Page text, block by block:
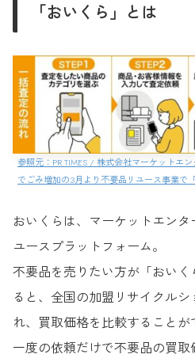
「おいくら」とは
参照元：PR TIMES / 株式会社マーケットエ
でごみ増加の3月より不要品リユース事業で
おいくらは、マーケットエン
ユースプラットフォーム。
不要品を売りたい方が「おい
ると、全国の加盟リサイクル
れ、買取価格を比較することが
一度の依頼だけで不要品の買